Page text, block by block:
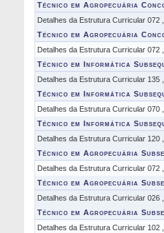
Técnico em Agropecuária
Detalhes da Estrutura Curricular 072
Técnico em Agropecuária
Detalhes da Estrutura Curricular 072
Técnico em Informática
Detalhes da Estrutura Curricular 135
Técnico em Informática
Detalhes da Estrutura Curricular 070
Técnico em Informática
Detalhes da Estrutura Curricular 120
Técnico em Agropecuária
Detalhes da Estrutura Curricular 072
Técnico em Agropecuária
Detalhes da Estrutura Curricular 026
Técnico em Agropecuária
Detalhes da Estrutura Curricular 102